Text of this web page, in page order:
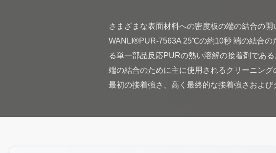
さまざまな表面材料への密度板の端の結合の
WANLI®PUR-7563A 25℃の約10秒 端の結合の
る単一部品反応PURの熱い溶解の接着剤であ
端の結合のために主に使用されるクリーニン